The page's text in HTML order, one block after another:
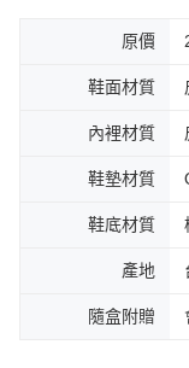
原價
鞋面材質
內裡材質
鞋墊材質
鞋底材質
產地
隨盒附贈